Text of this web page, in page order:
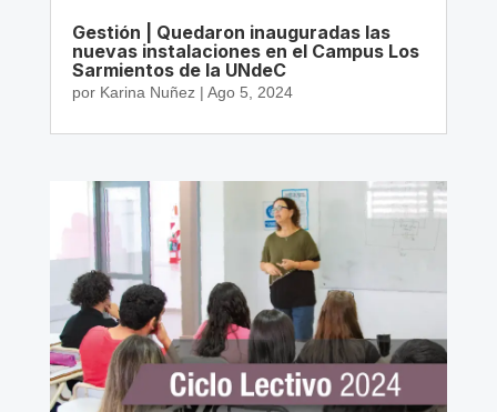
Gestión | Quedaron inauguradas las
nuevas instalaciones en el Campus Los
Sarmientos de la UNdeC
por Karina Nuñez| Ago 5, 2024